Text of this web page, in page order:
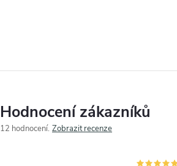
Hodnocení zákazníků
12 hodnocení Zobrazit recenze